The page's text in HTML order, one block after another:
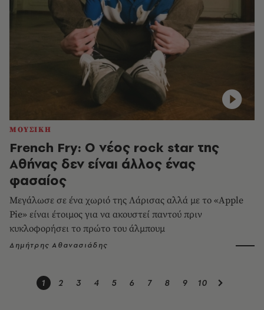
ΜΟΥΣΙΚΗ
French Fry: Ο νέος rock star της
Αθήνας δεν είναι άλλος ένας
φασαίος
Μεγάλωσε σε ένα χωριό της Λάρισας αλλά με το «Apple
Pie» είναι έτοιμος για να ακουστεί παντού πριν
κυκλοφορήσει το πρώτο του άλμπουμ
Δημήτρης Αθανασιάδης
1 2 3 4 5 6 7 8 9 10